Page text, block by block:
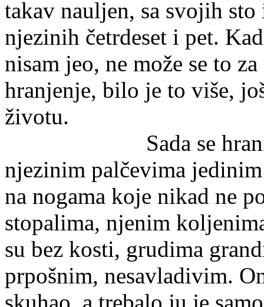
takav nauljen, sa svojih
njezinih četrdeset i pet.
nisam jeo, ne može se to
hranjenje, bilo je to više,
Sada se hranim
njezinim palčevima
na nogama koje nikad ne
stopalima, njenim
su bez kosti, grudima
prpošnim, nesavladivim.